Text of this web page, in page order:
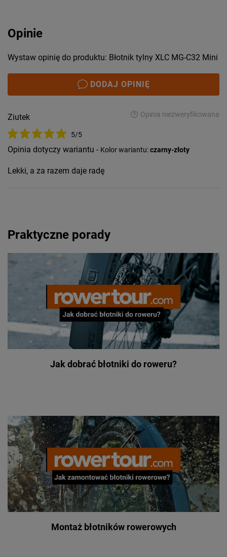
Opinie
Wystaw opinię do produktu: Błotnik tylny XLC MG-C32 Mini
DODAJ OPINIĘ
Ziutek
5/5
Opinia niezweryfikowana
Opinia dotyczy wariantu - Kolor wariantu:czarny-złoty
Lekki, a za razem daje radę
Praktyczne porady
Jak dobrać błotniki do roweru?
Montaż błotników rowerowych